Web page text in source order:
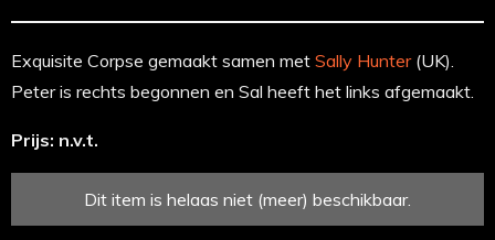
Exquisite Corpse gemaakt samen met Sally Hunter(UK).
Peter is rechts begonnen en Sal heeft het links afgemaakt.
Prijs: n.v.t.
Dit item is helaas niet (meer) beschikbaar.